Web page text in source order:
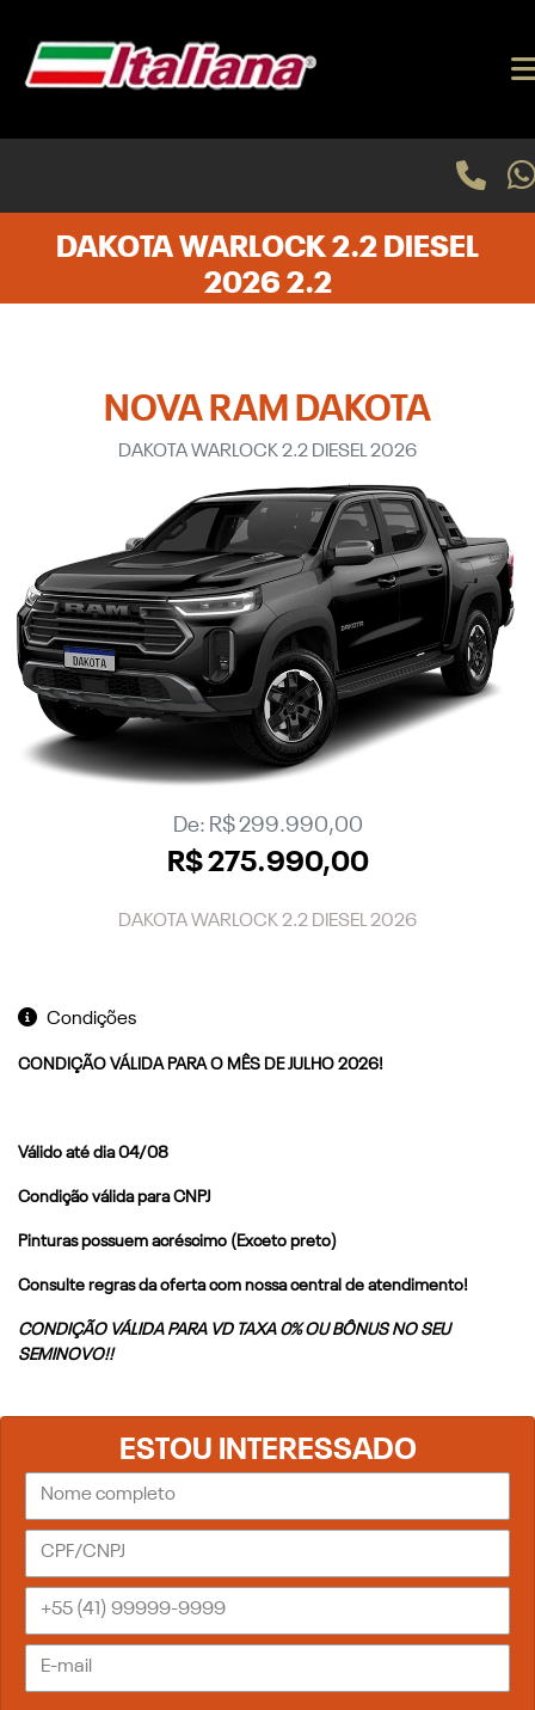
DAKOTA WARLOCK 2.2 DIESEL
2026 2.2
NOVA RAM DAKOTA
DAKOTA WARLOCK 2.2 DIESEL 2026
De: R$ 299.990,00
R$ 275.990,00
DAKOTA WARLOCK 2.2 DIESEL 2026
Condições
CONDIÇÃO VÁLIDA PARA O MÊS DE JULHO 2026!
Válido até dia 04/08
Condição válida para CNPJ
Pinturas possuem acréscimo (Exceto preto)
Consulte regras da oferta com nossa central de atendimento!
CONDIÇÃO VÁLIDA PARA VD TAXA 0% OU BÔNUS NO SEU
SEMINOVO!!
ESTOU INTERESSADO